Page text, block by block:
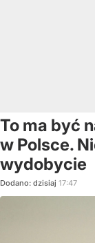
To ma być
w Polsce.
wydobycie
Dodano: dzisiaj 17:47